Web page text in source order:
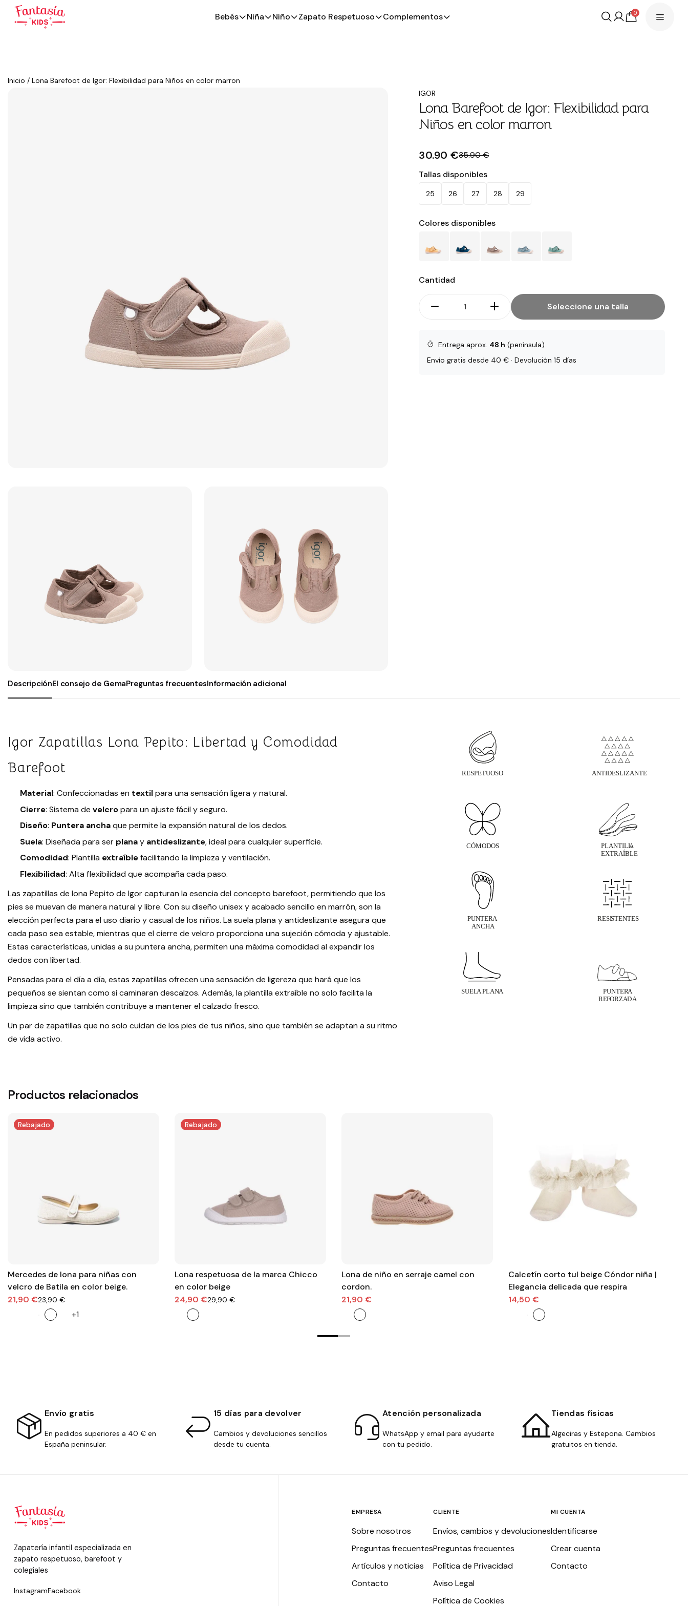
Bebés Niña Niño Zapato Respetuoso Complementos 0
Inicio / Lona Barefoot de Igor: Flexibilidad para Niños en color marron
Rebajado
IGOR
Lona Barefoot de Igor: Flexibilidad para
Niños en color marron
30.90 €35.90 €
Tallas disponibles
25 26 27 28 29
Colores disponibles
Cantidad
Seleccione una talla
Entrega aprox. 48 h (península)
Envío gratis desde 40 € · Devolución 15 días
DescripciónEl consejo de GemaPreguntas frecuentesInformación adicional
Igor Zapatillas Lona Pepito: Libertad y Comodidad
Barefoot
Material: Confeccionadas en textilpara una sensación ligera y natural.
Cierre: Sistema de velcropara un ajuste fácil y seguro.
Diseño: Puntera anchaque permite la expansión natural de los dedos.
Suela: Diseñada para ser planay antideslizante, ideal para cualquier superficie.
Comodidad: Plantilla extraíblefacilitando la limpieza y ventilación.
Flexibilidad: Alta flexibilidad que acompaña cada paso.
Las zapatillas de lona Pepito de Igor capturan la esencia del concepto barefoot, permitiendo que los
pies se muevan de manera natural y libre. Con su diseño unisex y acabado sencillo en marrón, son la
elección perfecta para el uso diario y casual de los niños. La suela plana y antideslizante asegura que
cada paso sea estable, mientras que el cierre de velcro proporciona una sujeción cómoda y ajustable.
Estas características, unidas a su puntera ancha, permiten una máxima comodidad al expandir los
dedos con libertad.
Pensadas para el día a día, estas zapatillas ofrecen una sensación de ligereza que hará que los
pequeños se sientan como si caminaran descalzos. Además, la plantilla extraíble no solo facilita la
limpieza sino que también contribuye a mantener el calzado fresco.
Un par de zapatillas que no solo cuidan de los pies de tus niños, sino que también se adaptan a su ritmo
de vida activo.
Productos relacionados
Rebajado
Mercedes de lona para niñas con
velcro de Batila en color beige.
21,90 €23,90 €
+1
Rebajado
Lona respetuosa de la marca Chicco
en color beige
24,90 €29,90 €
Lona de niño en serraje camel con
cordon.
21,90 €
Calcetín corto tul beige Cóndor niña |
Elegancia delicada que respira
14,50 €
Envío gratis
En pedidos superiores a 40 € en
España peninsular.
15 días para devolver
Cambios y devoluciones sencillos
desde tu cuenta.
Atención personalizada
WhatsApp y email para ayudarte
con tu pedido.
Tiendas físicas
Algeciras y Estepona. Cambios
gratuitos en tienda.
Zapatería infantil especializada en
zapato respetuoso, barefoot y
colegiales
InstagramFacebook
EMPRESA
Sobre nosotros
Preguntas frecuentes
Artículos y noticias
Contacto
CLIENTE
Envíos, cambios y devoluciones
Preguntas frecuentes
Política de Privacidad
Aviso Legal
Política de Cookies
MI CUENTA
Identificarse
Crear cuenta
Contacto